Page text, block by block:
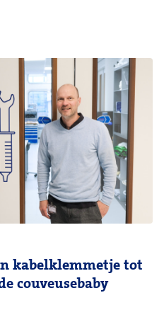
kabelklemmetje tot
couveusebaby